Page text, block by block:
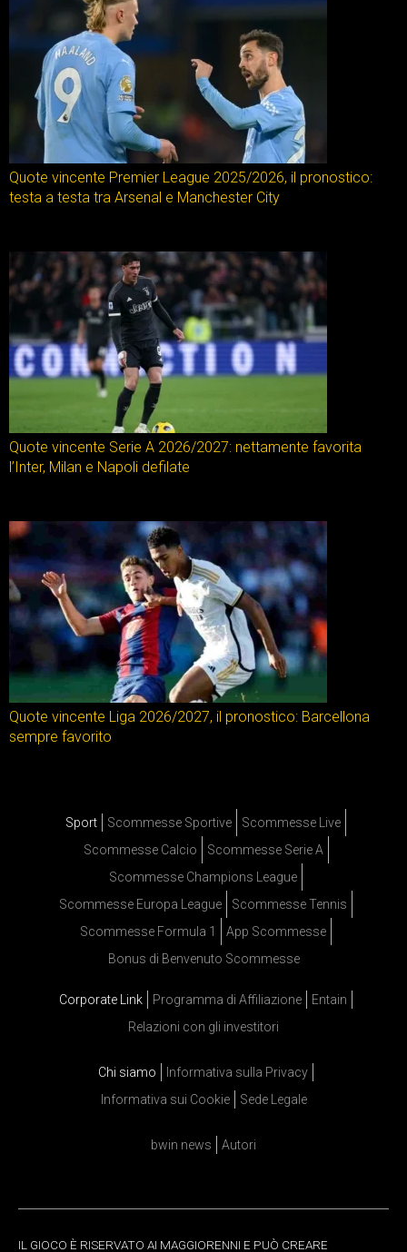
Quote vincente Premier League 2025/2026, il pronostico:
testa a testa tra Arsenal e Manchester City
Quote vincente Serie A 2026/2027: nettamente favorita
l’Inter, Milan e Napoli defilate
Quote vincente Liga 2026/2027, il pronostico: Barcellona
sempre favorito
Sport Scommesse Sportive
Scommesse Live
Scommesse Calcio
Scommesse Serie A
Scommesse Champions League
Scommesse Europa League
Scommesse Tennis
Scommesse Formula 1
App Scommesse
Bonus di Benvenuto Scommesse
Corporate Link Programma di Affiliazione
Entain
Relazioni con gli investitori
Chi siamo
Informativa sulla Privacy
Informativa sui Cookie
Sede Legale
bwin news Autori
IL GIOCO È RISERVATO AI MAGGIORENNI E PUÒ CREARE